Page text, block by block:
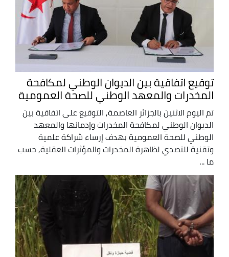
توقيع اتفاقية بين الديوان الوطني لمكافحة
المخدرات والمعهد الوطني للصحة العمومية
تم اليوم الاثنين بالجزائر العاصمة, التوقيع على اتفاقية بين
الديوان الوطني لمكافحة المخدرات وإدمانها والمعهد
الوطني للصحة العمومية بهدف إرساء شراكة علمية
وتقنية للتصدي لظاهرة المخدرات والمؤثرات العقلية, حسب
ما ...